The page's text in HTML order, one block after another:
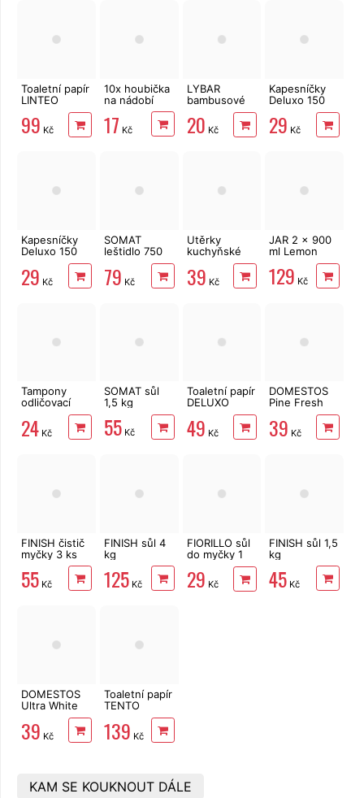
Toaletní papír
LINTEO
3vrstvý 16
rolí, 240 m
99 Kč
10x houbička
na nádobí
17 Kč
LYBAR
bambusové
tyčinky 200
ks
20 Kč
Kapesníčky
Deluxo 150
ks 3vrstvé v
krabičce,
šedé květy
29 Kč
Kapesníčky
Deluxo 150
ks 3vrstvé v
krabičce,
zvířátka
29 Kč
SOMAT
leštidlo 750
79 Kč
Utěrky
kuchyňské
Clean
2vrstvé, 4
39 Kč
JAR 2 x 900
ml Lemon
129 Kč
Tampony
odličovací
LINTEO 120
ks
24 Kč
SOMAT sůl
1,5 kg
55Kč
Toaletní papír
DELUXO
3vrstvý 8 rolí,
132 m
49 Kč
DOMESTOS
Pine Fresh
39 Kč
FINISH čistič
myčky 3 ks
55 Kč
FINISH sůl 4
kg
125Kč
FIORILLO sůl
do myčky 1
29 Kč
FINISH sůl 1,5
kg
45 Kč
DOMESTOS
Ultra White
39 Kč
Toaletní papír
TENTO
Delicate
3vrstvý 24
139 Kč
KAM SE KOUKNOUT DÁLE